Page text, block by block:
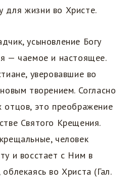
жизни во Христе.
усыновление Богу
— чаемое и настоящее.
уверовавшие во
творением. Согласно
отцов, это преображение
Святого Крещения.
человек
и восстает с Ним в
во Христа (Гал.